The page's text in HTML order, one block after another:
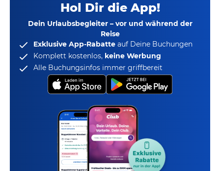
Hol Dir die App!
Dein Urlaubsbegleiter – vor und während der
Reise
Exklusive App-Rabatte auf Deine Buchungen
Komplett kostenlos, keine Werbung
Alle Buchungsinfos immer griffbereit